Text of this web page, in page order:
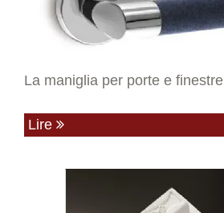
La maniglia per porte e finestre
Lire